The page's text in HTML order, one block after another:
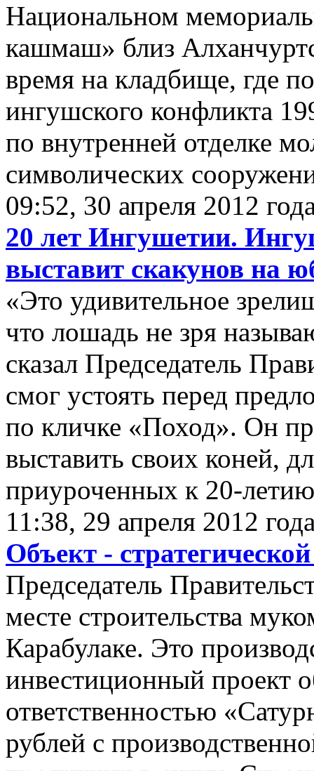
Национальном
кашмаш» близ
время на кладбище, где
ингушского конфликта
по внутренней отделке
символических
09:52, 30 апреля 2012
20 лет Ингушетии.
выставит скакунов на
«Это удивительное
что лошадь не зря
сказал Председатель
смог устоять перед
по кличке «Поход». Он
выставить своих коней,
приуроченных к 20-
11:38, 29 апреля 2012
Объект -
Председатель
месте строительства
Карабулаке. Это
инвестиционный проект
ответственностью
рублей с